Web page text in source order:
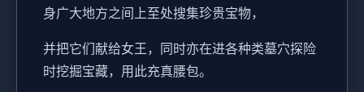
身广大地方之间上至处搜集珍贵宝物，
并把它们献给女王，同时亦在进各种类墓穴探险
时挖掘宝藏，用此充真腰包。